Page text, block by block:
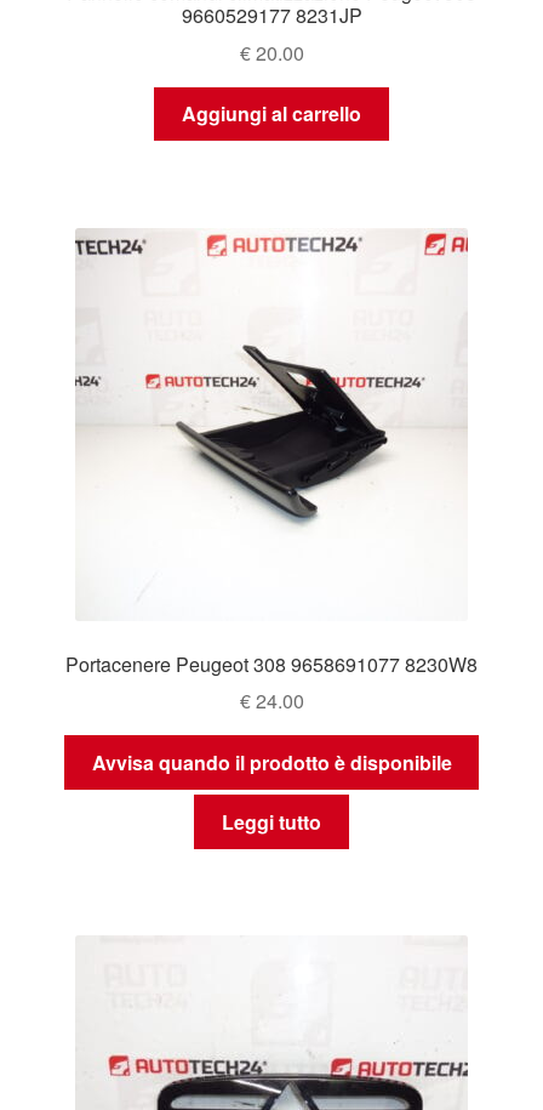
9660529177 8231JP
€20.00
Aggiungi al carrello
Portacenere Peugeot 308 9658691077 8230W8
€24.00
Avvisa quando il prodotto è disponibile
Leggi tutto